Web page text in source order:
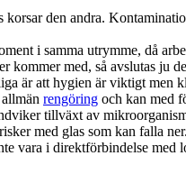
den andra.
i samma utrymme, då
med, så avslutas ju
är att hygien är viktigt men
rengöring och kan med
tillväxt av
med glas som kan falla
vara i direktförbindelse